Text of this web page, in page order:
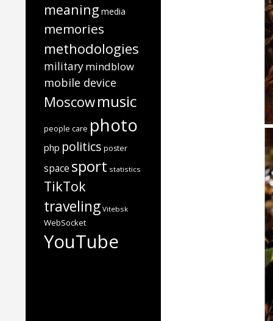
meaning media
memories
methodologies
militarymindblow
mobile device
Moscowmusic
people care photo
php politics poster
space sport statistics
TikTok
traveling Vitebsk
WebSocket
YouTube